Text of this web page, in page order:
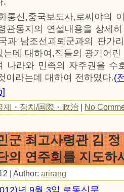
통신,중국보도사,로씨야의
관동지의 연설내용을 상세
과 남조선괴뢰군과의 판가
는데 대하여,적들의 광기어
나라와 민족의 자주권을 수
이라는데 대하여 전하였다.(
제・정치/国際・政治 | No
군 최고사령관 김
의 연주회를 지도하
| Author: arirang